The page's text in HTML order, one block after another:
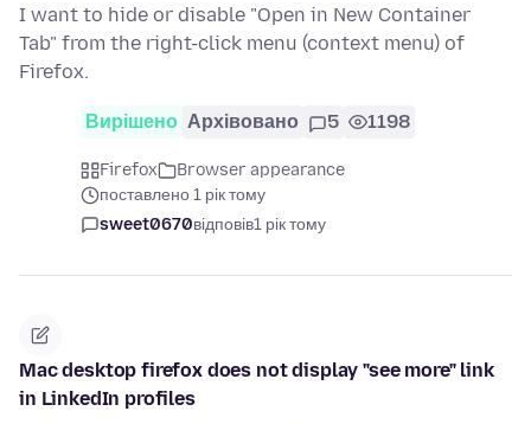
I want to hide or disable "Open in New Container
Tab" from the right-click menu (context menu) of
Firefox.
Вирішено Архівовано 5 1198
Firefox
Browser appearance
поставлено 1 рік тому
sweet0670відповів1 рік тому
Mac desktop firefox does not display "see more" link
in LinkedIn profiles